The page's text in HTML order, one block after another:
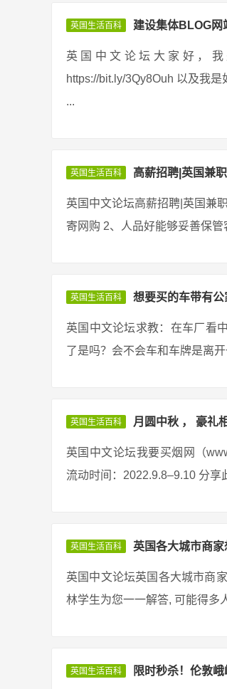
英国生活百科 建设集体BLOG网
英国中文论坛大家好，我
https://bit.ly/3Qy8Ouh 以及我
...
英国生活百科 高薪招聘|英国兼
英国中文论坛高薪招聘|英国兼
寄网购 2、人品好能够妥善保
英国生活百科 想要买的车带有公
英国中文论坛求教：在车厂看
了是吗？会不会车和车牌是离
英国生活百科 月圆中秋 ， 豪礼
英国中文论坛我要买烟网（
流动时间：2022.9.8–9.10 分
英国生活百科 英国各大城市商
英国中文论坛英国各大城市商
林学生为您一一解答, 可能得多
英国生活百科 限时秒杀！伦敦峨